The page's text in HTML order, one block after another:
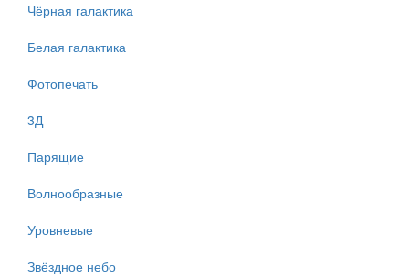
Чёрная галактика
Белая галактика
Фотопечать
3Д
Парящие
Волнообразные
Уровневые
Звёздное небо